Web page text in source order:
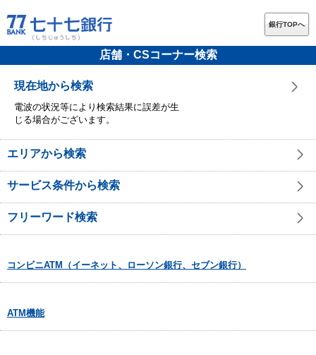
銀行TOPへ
店舗・CSコーナー検索
現在地から検索
電波の状況等により検索結果に誤差が生
じる場合がございます。
エリアから検索
サービス条件から検索
フリーワード検索
コンビニATM（イーネット、ローソン銀行、セブン銀行）
ATM機能